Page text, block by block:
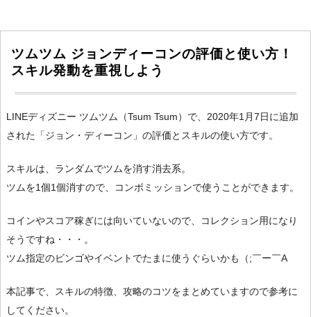
ツムツム ジョンディーコンの評価と使い方！
スキル発動を重視しよう
LINEディズニー ツムツム（Tsum Tsum）で、2020年1月7日に追加
された「ジョン・ディーコン」の評価とスキルの使い方です。
スキルは、ランダムでツムを消す消去系。
ツムを1個1個消すので、コンボミッションで使うことができます。
コインやスコア稼ぎには向いていないので、コレクション用になり
そうですね・・・。
ツム指定のビンゴやイベントでたまに使うぐらいかも（;￣ー￣A
本記事で、スキルの特徴、攻略のコツをまとめていますので参考に
してください。